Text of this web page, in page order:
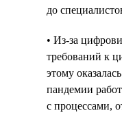
до
• Из-за
требований к
этому
пандемии
с процессами,